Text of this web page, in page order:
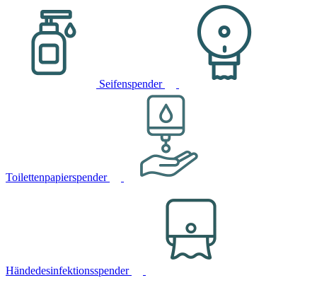
Seifenspender
Toilettenpapierspender
Händedesinfektionsspender